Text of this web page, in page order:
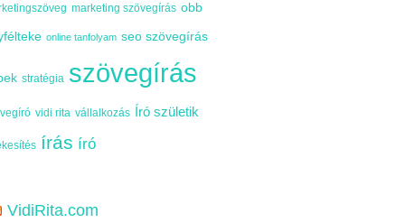
marketing szövegírás obb
online tanfolyam seo szövegírás
stratégia szövegírás
vidi rita vállalkozás Író születik
írás író
VidiRita.com